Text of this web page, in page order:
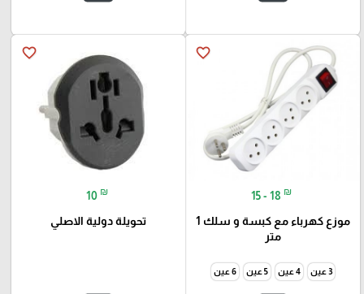
favorite_border
15 - 18 ₪
موزع كهرباء مع كبسة و سلك 1
متر
3 عين 4 عين 5 عين 6 عين
favorite_border
10 ₪
تحويلة دولية الاصلي